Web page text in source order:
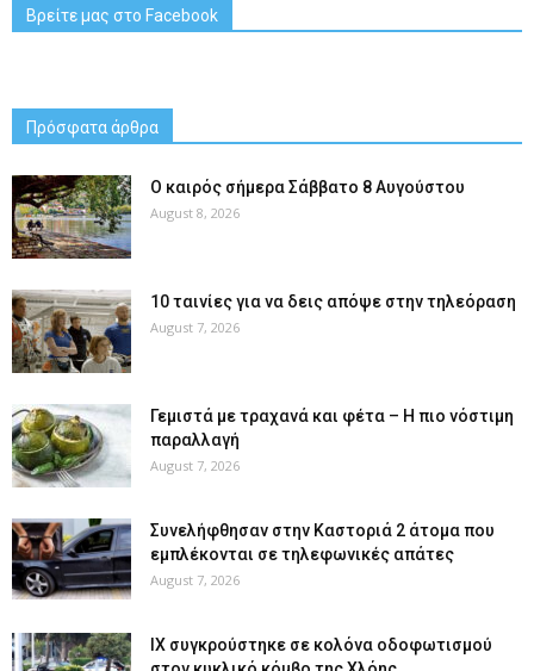
Βρείτε μας στο Facebook
Πρόσφατα άρθρα
Ο καιρός σήμερα Σάββατο 8 Αυγούστου
August 8, 2026
10 ταινίες για να δεις απόψε στην τηλεόραση
August 7, 2026
Γεμιστά με τραχανά και φέτα – Η πιο νόστιμη
παραλλαγή
August 7, 2026
Συνελήφθησαν στην Καστοριά 2 άτομα που
εμπλέκονται σε τηλεφωνικές απάτες
August 7, 2026
ΙΧ συγκρούστηκε σε κολόνα οδοφωτισμού